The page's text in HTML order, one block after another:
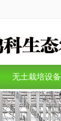
无土栽培设备